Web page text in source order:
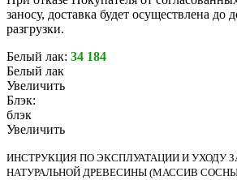
заносу, доставка будет осуществлена до
разгрузки.
Белый лак: 34 184
Белый лак
Увеличить
Блэк:
блэк
Увеличить
ИНСТРУКЦИЯ ПО ЭКСПЛУАТАЦИИ И УХОДУ
НАТУРАЛЬНОЙ ДРЕВЕСИНЫ (МАССИВ